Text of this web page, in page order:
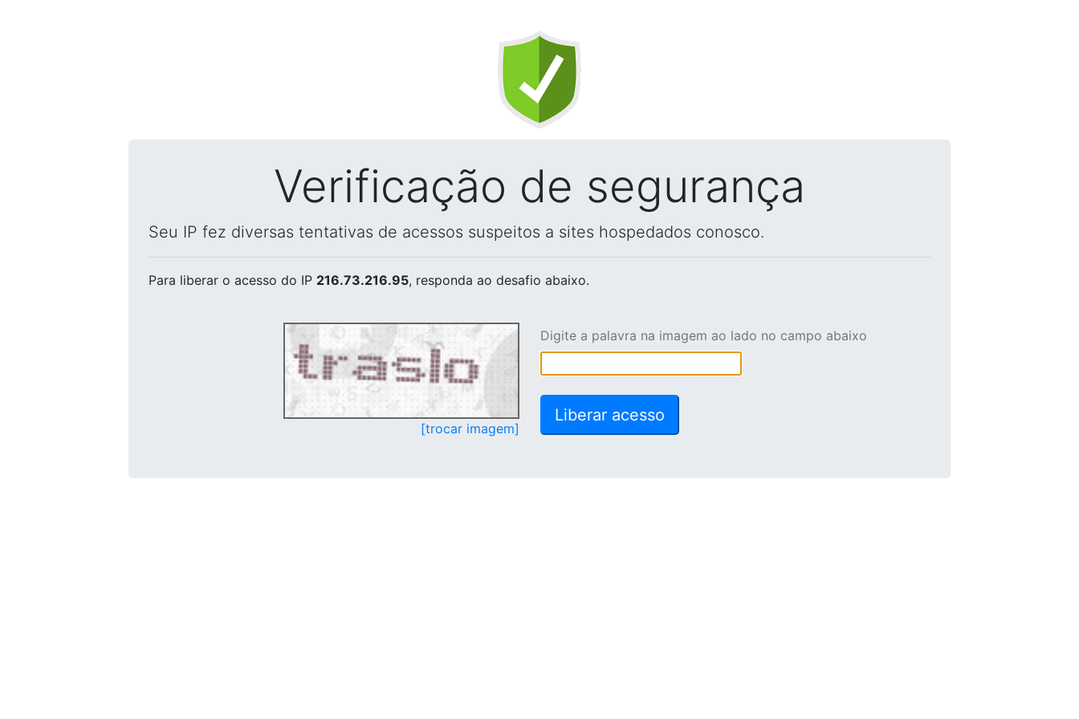
Verificação de segurança
Seu IP fez diversas tentativas de acessos suspeitos a sites hospedados conosco.
Para liberar o acesso do IP 216.73.216.95, responda ao desafio abaixo.
[trocar imagem]
Digite a palavra na imagem ao lado no campo abaixo